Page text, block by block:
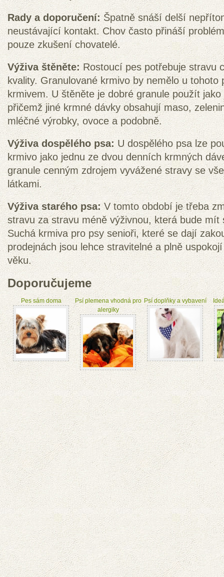
Rady a doporučení:Špatně snáší delší
neustávající kontakt. Chov často přináší
pouze zkušení chovatelé.
Výživa štěněte: Rostoucí pes potřebuje stravu
kvality. Granulované krmivo by nemělo u tohoto
krmivem. U štěněte je dobré granule použít
přičemž jiné krmné dávky obsahují maso,
mléčné výrobky, ovoce a podobně.
Výživa dospělého psa: U dospělého psa lze
krmivo jako jednu ze dvou denních krmných
granule cenným zdrojem vyvážené stravy se
látkami.
Výživa starého psa:V tomto období je třeba
stravu za stravu méně výživnou, která bude mít
Suchá krmiva pro psy senioři, které se dají
prodejnách jsou lehce stravitelné a plně
věku.
Doporučujeme
Pes sám doma
Psí plemena vhodná pro
alergiky
Psí doplňky a vybavení